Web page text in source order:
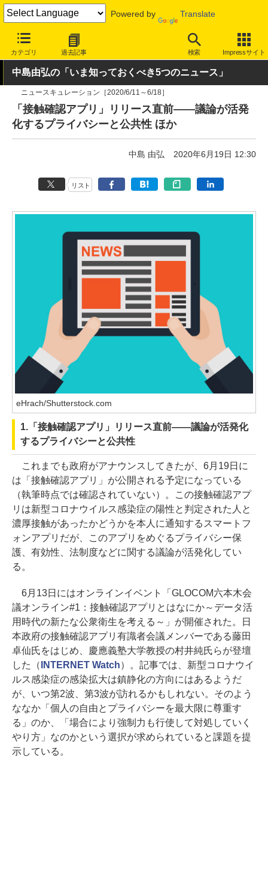
Powered by Translate
カテゴリ 過去記事 検索 Impressサイト
INTERNET Watch トピック その他
中島由弘の「いま知っておくべき5つのニュース」
ニュースキュレーション［2020/6/11～6/18］
「接触確認アプリ」リリース直前――議論が活発
化するプライバシーと公共性 ほか
中島 由弘 2020年6月19日 12:30
リスト
eHrach/Shutterstock.com
1.「接触確認アプリ」リリース直前――議論が活発化
するプライバシーと公共性
これまでも政府がアナウンスしてきたが、6月19日に
は「接触確認アプリ」が公開される予定になっている
（執筆時点では確認されていない）。この接触確認アプ
リは新型コロナウイルス感染症の陽性と判定された人と
濃厚接触があったかどうかを本人に通知するスマートフ
ォンアプリだが、このアプリをめぐるプライバシー保
護、有効性、法制度などに関する議論が活発化してい
る。
6月13日にはオンラインイベント「GLOCOM六本木会
議オンライン#1：接触確認アプリとはなにか～データ活
用時代の新たな公衆衛生を考える～」が開催された。日
本政府の接触確認アプリ有識者会議メンバーである藤田
卓仙氏をはじめ、慶應義塾大学教授の村井純氏らが登壇
した（ INTERNET Watch）。記事では、新型コロナウイ
ルス感染症の感染拡大は鎮静化の方向にはあるようだ
が、いつ第2波、第3波が訪れるかもしれない。そのよう
ななか「個人の自由とプライバシーを最大限に尊重す
る」のか、「場合により強制力も行使して対処していく
やり方」なのかという選択が求められていると課題を提
示している。